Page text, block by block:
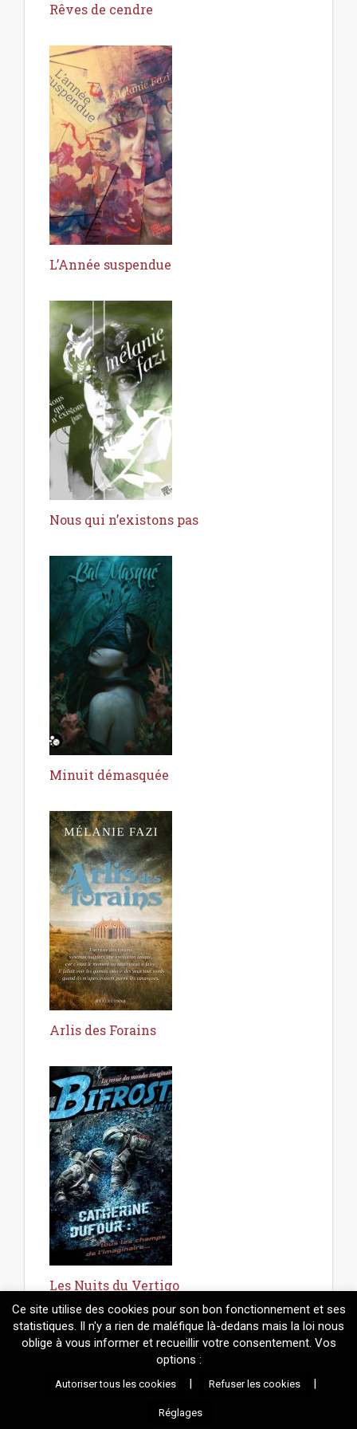
Rêves de cendre
L’Année suspendue
Nous qui n’existons pas
Minuit démasquée
Arlis des Forains
Les Nuits du Vertigo
Réalisation technique : Mickaël Adamadorassy |
Propulsé par
et un thème maison basé sur
Ce site utilise des cookies pour son bon fonctionnement et ses
statistiques. Il n'y a rien de maléfique là-dedans mais la loi nous
oblige à vous informer et recueillir votre consentement. Vos
options :
Autoriser tous les cookies | Refuser les cookies |
Réglages